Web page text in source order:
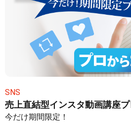
SNS
売上直結型インスタ動画講座
今だけ期間限定！